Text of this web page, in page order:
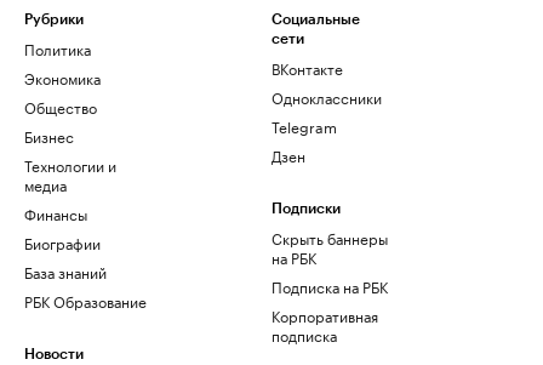
Рубрики
Политика
Экономика
Общество
Бизнес
Технологии и
медиа
Финансы
Биографии
База знаний
РБК Образование
Новости
Социальные
сети
ВКонтакте
Одноклассники
Telegram
Дзен
Подписки
Скрыть баннеры
на РБК
Подписка на РБК
Корпоративная
подписка